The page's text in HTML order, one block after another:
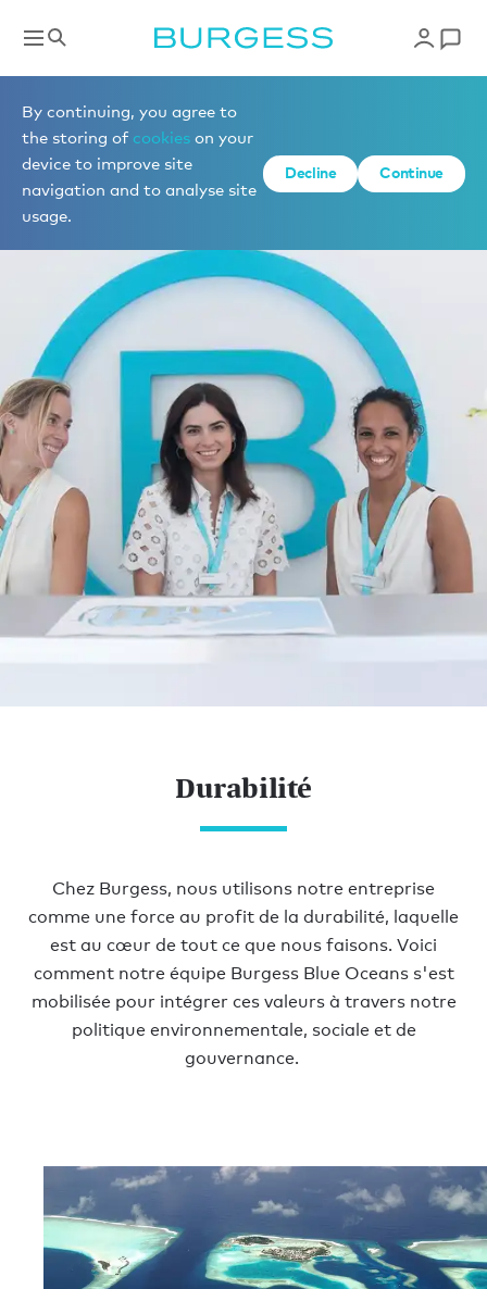
By continuing, you agree to
the storing of cookies on your
device to improve site
navigation and to analyse site
usage.
Decline Continue
DURABILITÉ
Durabilité
Chez Burgess, nous utilisons notre entreprise
comme une force au profit de la durabilité, laquelle
est au cœur de tout ce que nous faisons. Voici
comment notre équipe Burgess Blue Oceans s'est
mobilisée pour intégrer ces valeurs à travers notre
politique environnementale, sociale et de
gouvernance.